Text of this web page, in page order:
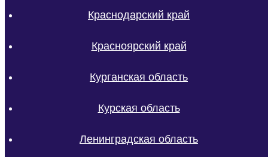
Краснодарский край
Красноярский край
Курганская область
Курская область
Ленинградская область